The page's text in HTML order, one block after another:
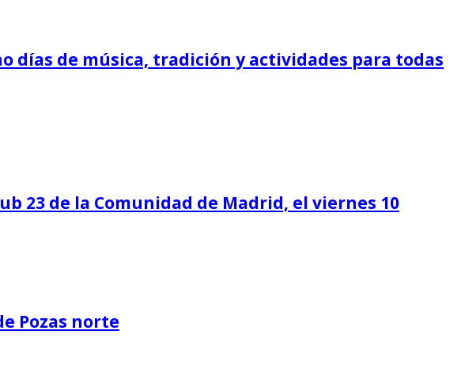
días de música, tradición y actividades para todas
23 de la Comunidad de Madrid, el viernes 10
Pozas norte